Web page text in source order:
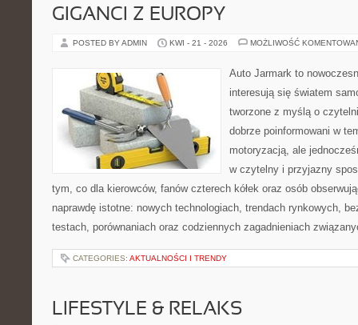
GIGANCI Z EUROPY
POSTED BY ADMIN KWI - 21 - 2026 MOŻLIWOŚĆ
Auto Jarmark to
interesują się światem
tworzone z myślą o
dobrze poinformowani w
motoryzacją, ale
w czytelny i przyjazny
tym, co dla kierowców, fanów czterech kółek oraz osób
naprawdę istotne: nowych technologiach, trendach rynkowych,
testach, porównaniach oraz codziennych zagadnieniach
CATEGORIES: AKTUALNOŚCI I TRENDY
LIFESTYLE & RELAKS